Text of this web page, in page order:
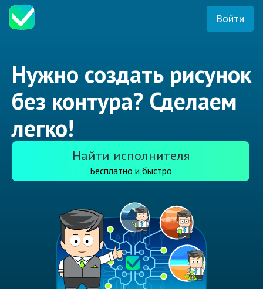
Войти
Нужно создать рисунок
без контура? Сделаем
легко!
Найти исполнителя
Бесплатно и быстро